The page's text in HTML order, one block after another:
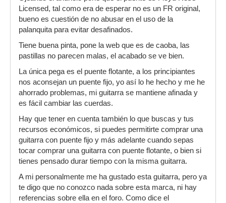
Licensed, tal como era de esperar no es un FR original,
bueno es cuestión de no abusar en el uso de la
palanquita para evitar desafinados.
Tiene buena pinta, pone la web que es de caoba, las
pastillas no parecen malas, el acabado se ve bien.
La única pega es el puente flotante, a los principiantes
nos aconsejan un puente fijo, yo así lo he hecho y me he
ahorrado problemas, mi guitarra se mantiene afinada y
es fácil cambiar las cuerdas.
Hay que tener en cuenta también lo que buscas y tus
recursos económicos, si puedes permitirte comprar una
guitarra con puente fijo y más adelante cuando sepas
tocar comprar una guitarra con puente flotante, o bien si
tienes pensado durar tiempo con la misma guitarra.
A mi personalmente me ha gustado esta guitarra, pero ya
te digo que no conozco nada sobre esta marca, ni hay
referencias sobre ella en el foro. Como dice el